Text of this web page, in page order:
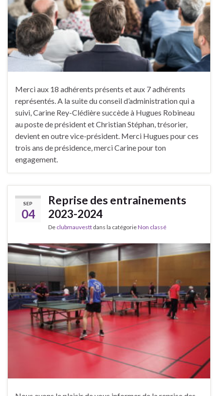
Merci aux 18 adhérents présents et aux 7 adhérents
représentés. A la suite du conseil d’administration qui a
suivi, Carine Rey-Clédière succède à Hugues Robineau
au poste de président et Christian Stéphan, trésorier,
devient en outre vice-président. Merci Hugues pour ces
trois ans de présidence, merci Carine pour ton
engagement.
SEP
04
Reprise des entrainements
2023-2024
De clubmauvestt dans la catégorieNon classé